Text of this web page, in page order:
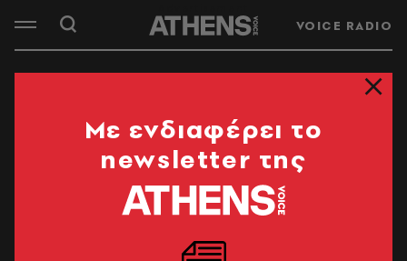
VOICE RADIO
Mε ενδιαφέρει το
newsletter της